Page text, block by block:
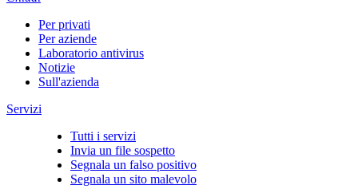
Per privati
Per aziende
Laboratorio antivirus
Notizie
Sull'azienda
Servizi
Tutti i servizi
Invia un file sospetto
Segnala un falso positivo
Segnala un sito malevolo